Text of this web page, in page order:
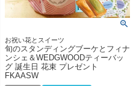
お祝い花とスイーツ
旬のスタンディングブーケとフィナ
ンシェ＆WEDGWOODティーバッ
グ 誕生日 花束 プレゼント
FKAASW